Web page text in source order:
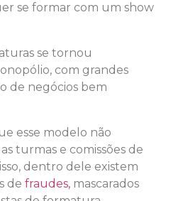
se formar com um show
se tornou
com grandes
de negócios bem
esse modelo não
turmas e comissões de
dentro dele existem
de fraudes, mascarados